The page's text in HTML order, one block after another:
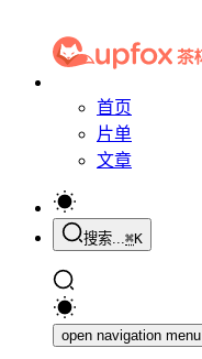
首页
片单
文章
搜索...⌘K
open navigation menu